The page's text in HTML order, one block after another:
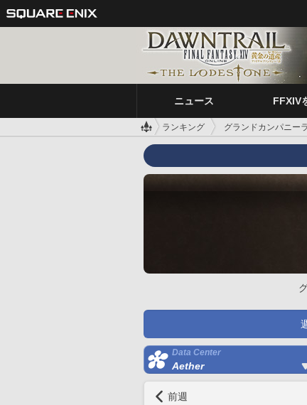
ニュース FFXIV
ランキング グランドカンパニー
Data Center
Aether
前週